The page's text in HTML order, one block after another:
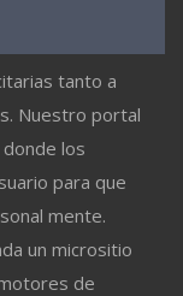
tanto a
Nuestro portal
los
para que
mente.
un micrositio
de